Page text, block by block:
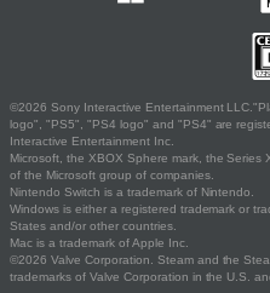
©2026 Sony Interactive Entertainment
logo", "PS5", "PS4 logo" and "PS4" are
Interactive Entertainment Inc.
Microsoft, the XBOX Sphere mark, the
of the Microsoft group of companies.
Nintendo Switch is a trademark of Nintendo.
Windows is either a registered trademark or
States and/or other countries.
Mac is a trademark of Apple Inc.
©2026 Valve Corporation. Steam and the
trademarks of Valve Corporation in the U.S.